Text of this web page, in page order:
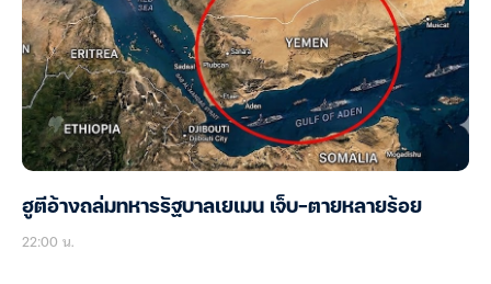
ฮูตีอ้างถล่มทหารรัฐบาลเยเมน เจ็บ-ตายหลายร้อย
22:00 น.